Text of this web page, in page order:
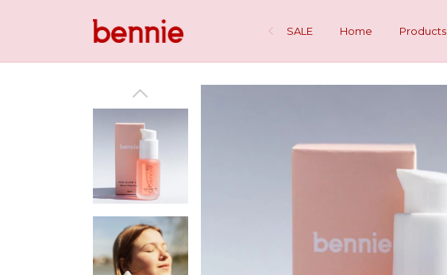
SALE Home Products